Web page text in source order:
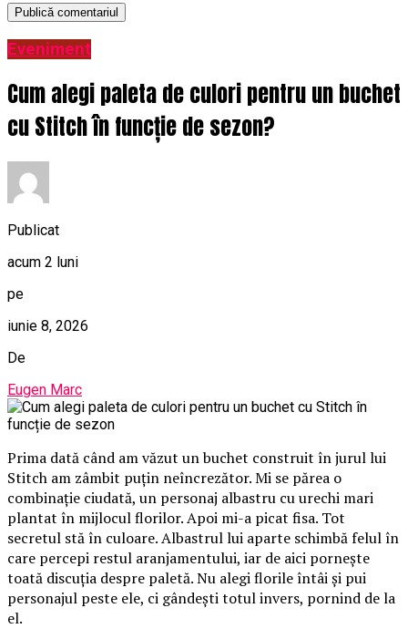
Eveniment
Cum alegi paleta de culori pentru un buchet
cu Stitch în funcție de sezon?
Publicat
acum 2 luni
pe
iunie 8, 2026
De
Eugen Marc
Prima dată când am văzut un buchet construit în jurul lui
Stitch am zâmbit puțin neîncrezător. Mi se părea o
combinație ciudată, un personaj albastru cu urechi mari
plantat în mijlocul florilor. Apoi mi-a picat fisa. Tot
secretul stă în culoare. Albastrul lui aparte schimbă felul în
care percepi restul aranjamentului, iar de aici pornește
toată discuția despre paletă. Nu alegi florile întâi și pui
personajul peste ele, ci gândești totul invers, pornind de la
el.